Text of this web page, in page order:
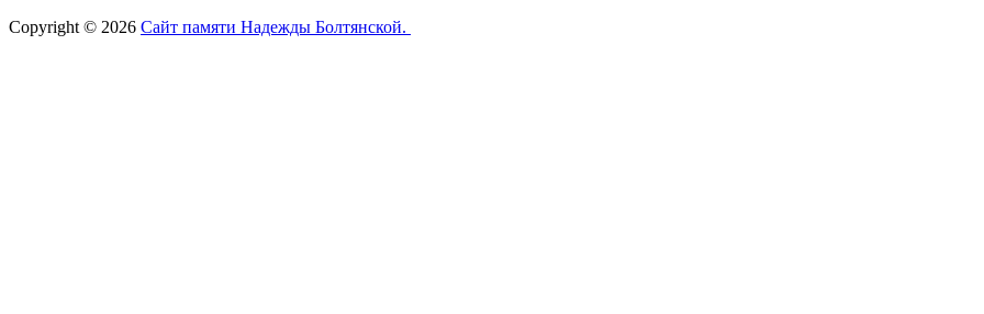
Copyright © 2026 Сайт памяти Надежды Болтянской.